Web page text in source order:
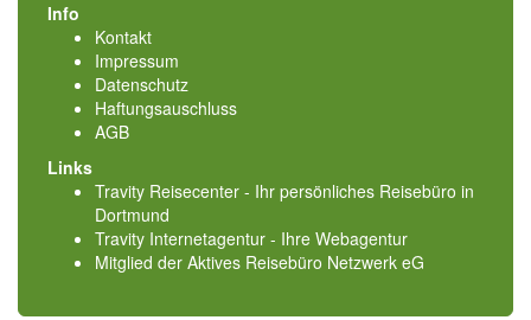
Info
Kontakt
Impressum
Datenschutz
Haftungsauschluss
AGB
Links
Travity Reisecenter - Ihr persönliches Reisebüro in
Dortmund
Travity Internetagentur - Ihre Webagentur
Mitglied der Aktives Reisebüro Netzwerk eG